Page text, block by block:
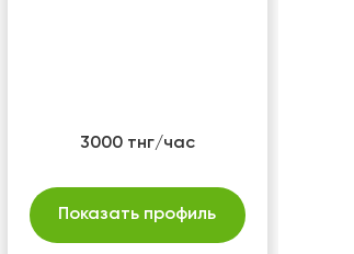
3000 тнг/час
Показать профиль